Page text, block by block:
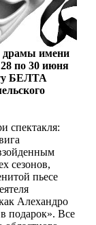
драмы имени
по 30 июня
БЕЛТА
спектакля:
сезонов,
пьесе
Алехандро
подарок». Все